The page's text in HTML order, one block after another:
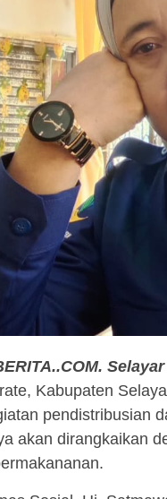
Kabupaten
pendistribusian
akan dirangkaikan